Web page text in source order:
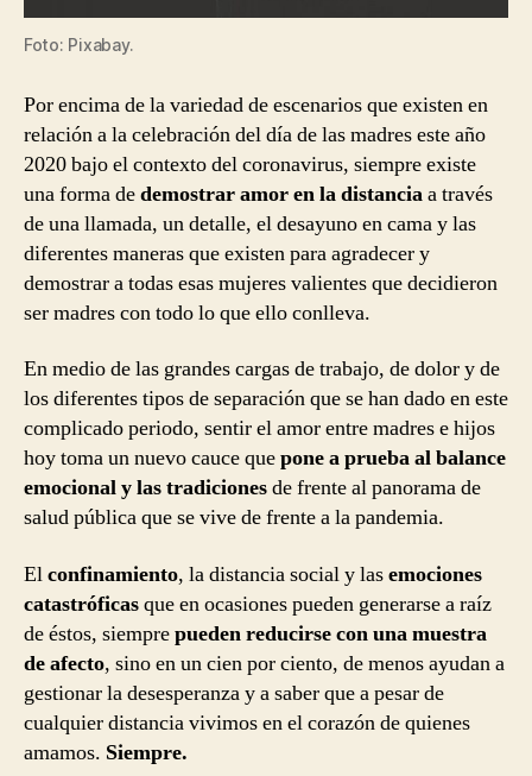
Foto: Pixabay.
Por encima de la variedad de escenarios que existen en
relación a la celebración del día de las madres este año
2020 bajo el contexto del coronavirus, siempre existe
una forma dedemostrar amor en la distanciaa través
de una llamada, un detalle, el desayuno en cama y las
diferentes maneras que existen para agradecer y
demostrar a todas esas mujeres valientes que decidieron
ser madres con todo lo que ello conlleva.
En medio de las grandes cargas de trabajo, de dolor y de
los diferentes tipos de separación que se han dado en este
complicado periodo, sentir el amor entre madres e hijos
hoy toma un nuevo cauce quepone a prueba al balance
emocional y las tradicionesde frente al panorama de
salud pública que se vive de frente a la pandemia.
Elconfinamiento, la distancia social y lasemociones
catastróficasque en ocasiones pueden generarse a raíz
de éstos, siemprepueden reducirse con una muestra
de afecto, sino en un cien por ciento, de menos ayudan a
gestionar la desesperanza y a saber que a pesar de
cualquier distancia vivimos en el corazón de quienes
amamos. Siempre.